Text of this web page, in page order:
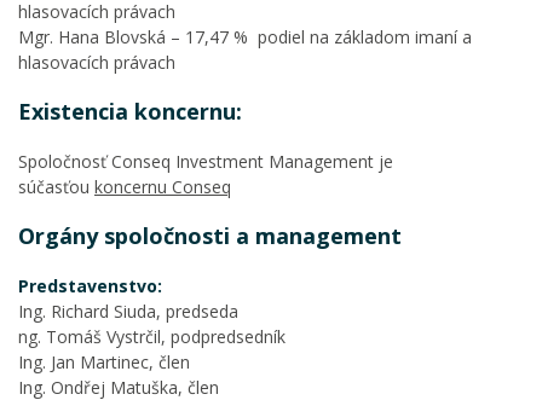
hlasovacích právach
Mgr. Hana Blovská – 17,47 % podiel na základom imaní a
hlasovacích právach
Existencia koncernu:
Spoločnosť Conseq Investment Management je
súčasťou koncernu Conseq
Orgány spoločnosti a management
Predstavenstvo:
Ing. Richard Siuda, predseda
ng. Tomáš Vystrčil, podpredsedník
Ing. Jan Martinec, člen
Ing. Ondřej Matuška, člen